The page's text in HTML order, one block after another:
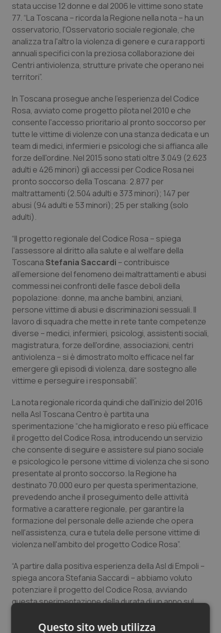
Provincia Autonoma di Bolzano
Provincia Autonoma di Trento
Puglia
Sicilia
Toscana
Umbria
Valle D’Aosta
Veneto
Infezioni & Febbre
Ipertensione & Scompenso
Malattie rare
Neuroscienze & patologie neurodegenerative
Obesità
Oftalmologia
Oncodermatologia
Oncoematologia
Oncologia & Nutrizione
Psoriasi & pelle
Quotidiano Cardiologia
Quotidiano Chirurgia
Quotidiano Oncologia
Quotidiano Pediatria
Rene & patologie urogenitali
Salute orale & impianti
Sangue & coagulazione
Tiroide
Tumore al seno
Tumore ovarico
Tumori del Polmone & Testa Collo
Tumori gastrointestinali
Ulcera & Reflusso
Vaccini
stata uccise 12 donne e dal 2006 le vittime sono state
77. “La Toscana – ricorda la Regione nella nota – ha un
osservatorio, l'Osservatorio sociale regionale, che
analizza tra l'altro la violenza di genere e cura rapporti
annuali specifici con la preziosa collaborazione dei
Centri antiviolenza, strutture private che operano nei
territori”.
In Toscana prosegue anche l'esperienza del Codice
Rosa, avviato come progetto pilota nel 2010 e che
consente l'accesso prioritario al pronto soccorso per
tutte le vittime di violenze con una stanza dedicata e un
team di medici, infermieri e psicologi che si affianca alle
forze dell'ordine. Nel 2015 sono stati oltre 3.049 (2.623
adulti e 426 minori) gli accessi per Codice Rosa nei
pronto soccorso della Toscana: 2.877 per
maltrattamenti (2.504 adulti e 373 minori); 147 per
abusi (94 adulti e 53 minori); 25 per stalking (solo
adulti).
“Il progetto regionale del Codice Rosa – spiega
l'assessore al diritto alla salute e al welfare della
Toscana Stefania Saccardi – contribuisce
all'emersione del fenomeno dei maltrattamenti e abusi
commessi nei confronti delle fasce deboli della
popolazione: donne, ma anche bambini, anziani,
persone vittime di abusi e discriminazioni sessuali. Il
lavoro di squadra che mette in rete tante competenze
diverse – medici, infermieri, psicologi, assistenti sociali,
magistratura, forze dell'ordine, associazioni, centri
antiviolenza – si è dimostrato molto efficace nel far
emergere gli episodi di violenza, dare sostegno alle
vittime e perseguire i responsabili”.
La nota regionale ricorda quindi che dall'inizio del 2016
nella Asl Toscana Centro è partita una
sperimentazione “che ha migliorato e reso più efficace
il progetto del Codice Rosa, introducendo un servizio
che consente di seguire e assistere sul piano sociale
e psicologico le persone vittime di violenza che si sono
presentate al pronto soccorso. la Regione ha
destinato 70.000 euro per questa sperimentazione,
prevedendo anche il proseguimento delle attività
formative a carattere regionale, per garantire la
formazione del personale delle aziende che opera
nell'assistenza, cura e tutela delle persone vittime di
violenza nell'ambito del progetto Codice Rosa”.
“A partire dalla positiva esperienza della Asl di Empoli –
spiega ancora Stefania Saccardi – abbiamo voluto
potenziare il progetto del Codice Rosa, avviando
questa sperimentazione della durata di un anno sul
attivato un servizio di secondo livello per l'emergenza
Questo sito web utilizza